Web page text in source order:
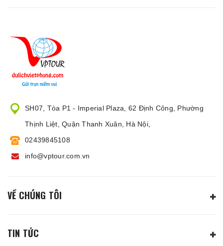
SH07, Tòa P1 - Imperial Plaza, 62 Định Công, Phường
Thịnh Liệt, Quận Thanh Xuân, Hà Nội,
02439845108
info@vptour.com.vn
VỀ CHÚNG TÔI
TIN TỨC